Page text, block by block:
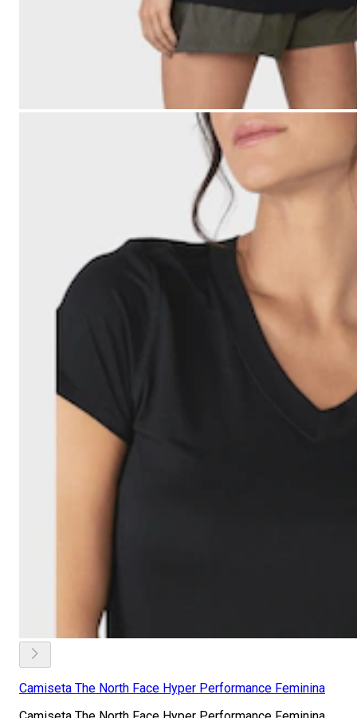
Camiseta The North Face Hyper Performance Feminina